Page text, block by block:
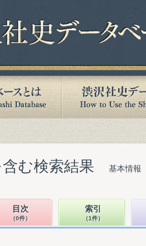
む検索結果 基本情報
目次
（0件）
索引
（1件）